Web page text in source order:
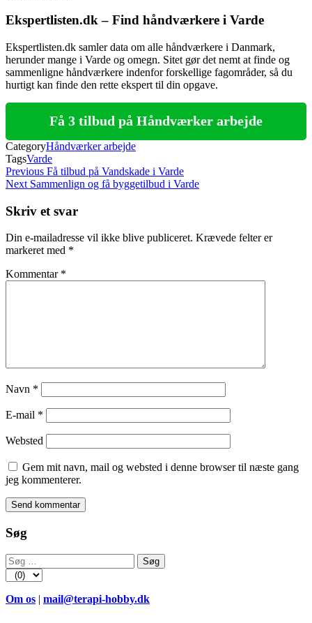
Ekspertlisten.dk – Find håndværkere i Varde
Ekspertlisten.dk samler data om alle håndværkere i Danmark,
herunder mange i Varde og omegn. Sitet gør det nemt at finde og
sammenligne håndværkere indenfor forskellige fagområder, så du
hurtigt kan finde den rette ekspert til din opgave.
Få 3 tilbud på Håndværker arbejde
CategoryHåndværker arbejde
TagsVarde
Indlægsnavigation
Previous
Post
Previous Få tilbud på Vandskade i Varde
Next
Next Sammenlign og få byggetilbud i Varde
Skriv et svar
Din e-mailadresse vil ikke blive publiceret. Krævede felter er
markeret med *
Kommentar *
Navn *
E-mail *
Websted
Gem mit navn, mail og websted i denne browser til næste gang
jeg kommenterer.
Søg
Søg
efter:
Om os | mail@terapi-hobby.dk